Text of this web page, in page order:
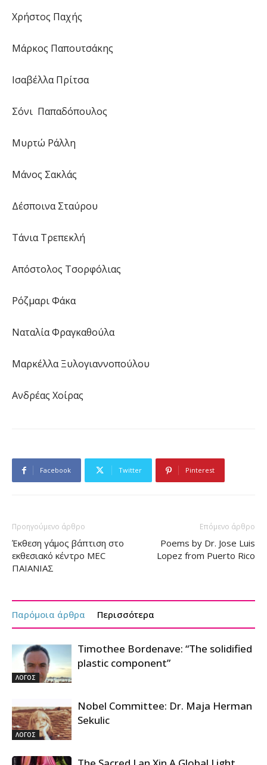
Χρήστος Παχής
Μάρκος Παπουτσάκης
Ισαβέλλα Πρίτσα
Σόνι Παπαδόπουλος
Μυρτώ Ράλλη
Μάνος Σακλάς
Δέσποινα Σταύρου
Τάνια Τρεπεκλή
Απόστολος Τσορφόλιας
Ρόζμαρι Φάκα
Ναταλία Φραγκαθούλα
Μαρκέλλα Ξυλογιαννοπούλου
Ανδρέας Χοίρας
Facebook Twitter Pinterest
Προηγούμενο άρθρο
Έκθεση γάμος βάπτιση στο
εκθεσιακό κέντρο MEC
ΠΑΙΑΝΙΑΣ
Επόμενο άρθρο
Poems by Dr. Jose Luis
Lopez from Puerto Rico
Παρόμοια άρθρα Περισσότερα
ΛΟΓΟΣ
Timothee Bordenave: “The solidified
plastic component”
ΛΟΓΟΣ
Nobel Committee: Dr. Maja Herman
Sekulic